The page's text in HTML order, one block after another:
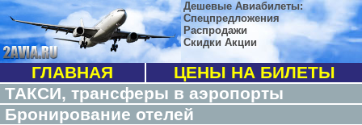
Дешевые Авиабилеты:
Спецпредложения
Распродажи
Скидки Акции
ГЛАВНАЯ
ЦЕНЫ НА БИЛЕТЫ
ТАКСИ, трансферы в аэропорты
Бронирование отелей